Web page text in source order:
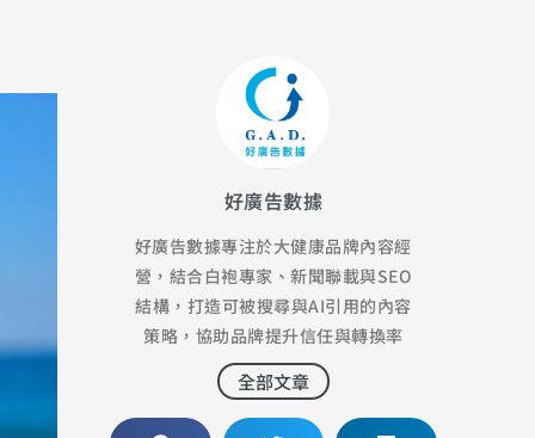
好廣告數據
好廣告數據專注於大健康品牌內容經
營，結合白袍專家、新聞聯載與SEO
結構，打造可被搜尋與AI引用的內容
策略，協助品牌提升信任與轉換率
全部文章